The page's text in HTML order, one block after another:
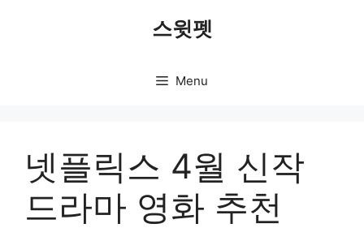
스윗펫
Menu
넷플릭스 4월 신작
드라마 영화 추천